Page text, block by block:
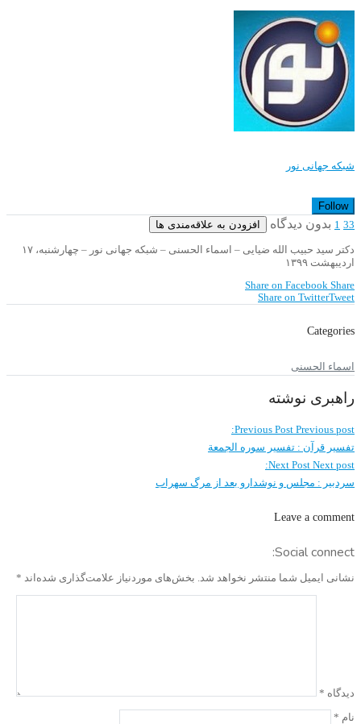
شبکه جهانی نور
Follow
33
1 بدون دیدگاه افزودن به علاقه‌مندی ها
دکتر سید حبیب الله ضیایی – اسماء الحسنی – شبکه جهانی نور – چهارشنبه، ۱۷
اردیبهشت ۱۳۹۹
Share on Facebook Share
Share on TwitterTweet
Categories
اسماء الحسنی
راهبری نوشته
Previous Post Previous post:
تفسیر قرآن : تفسیر سوره الجمعة
Next Post Next post:
سردبیر : مجلس و نوشدارو بعد از مرگ سهراب
Leave a comment
Social connect:
نشانی ایمیل شما منتشر نخواهد شد. بخش‌های موردنیاز علامت‌گذاری شده‌اند *
دیدگاه *
نام *